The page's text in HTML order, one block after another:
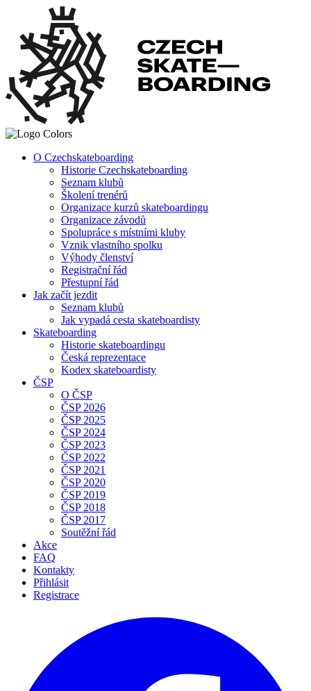
O Czechskateboarding
Historie Czechskateboarding
Seznam klubů
Školení trenérů
Organizace kurzů skateboardingu
Organizace závodů
Spolupráce s místními kluby
Vznik vlastního spolku
Výhody členství
Registrační řád
Přestupní řád
Jak začít jezdit
Seznam klubů
Jak vypadá cesta skateboardisty
Skateboarding
Historie skateboardingu
Česká reprezentace
Kodex skateboardisty
ČSP
O ČSP
ČSP 2026
ČSP 2025
ČSP 2024
ČSP 2023
ČSP 2022
ČSP 2021
ČSP 2020
ČSP 2019
ČSP 2018
ČSP 2017
Soutěžní řád
Akce
FAQ
Kontakty
Přihlásit
Registrace